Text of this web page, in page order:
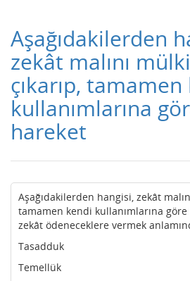
Aşağıdakilerden
zekât malını
çıkarıp,
kullanımlarına
hareket
Aşağıdakilerden hangisi, zekât
tamamen kendi kullanımlarına
zekât ödeneceklere vermek
Tasadduk
Temellük